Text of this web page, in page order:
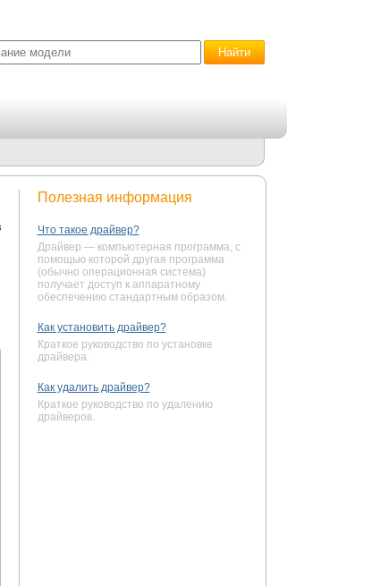
Полезная информация
Что такое драйвер?
Драйвер — компьютерная программа, с
помощью которой другая программа
(обычно операционная система)
получает доступ к аппаратному
обеспечению стандартным образом.
Как установить драйвер?
Краткое руководство по установке
драйвера.
Как удалить драйвер?
Краткое руководство по удалению
драйверов.